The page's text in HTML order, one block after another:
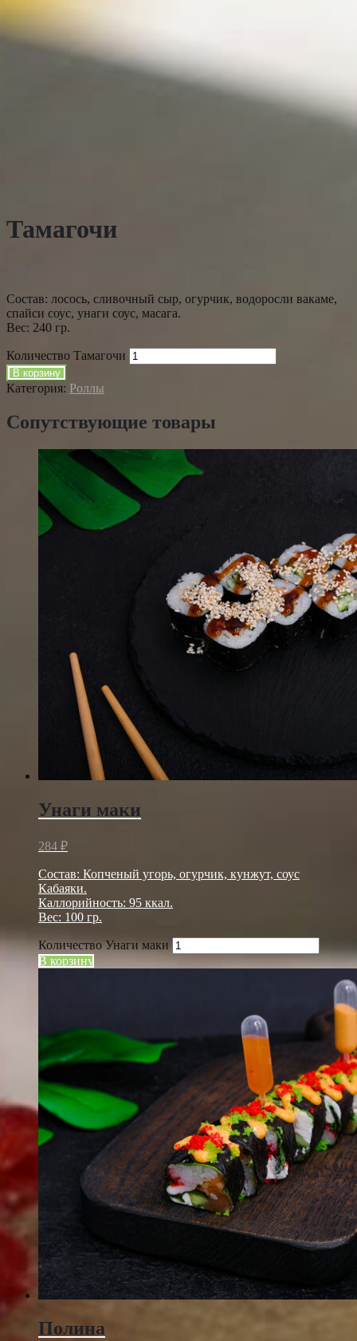
Тамагочи
Состав: лосось, сливочный сыр, огурчик, водоросли вакаме,
спайси соус, унаги соус, масага.
Вес: 240 гр.
Количество Тамагочи
В корзину
Категория: Роллы
Сопутствующие товары
Унаги маки
284 ₽
Состав: Копченый угорь, огурчик, кунжут, соус
Кабаяки.
Каллорийность: 95 ккал.
Вес: 100 гр.
Количество Унаги маки
В корзину
Полина